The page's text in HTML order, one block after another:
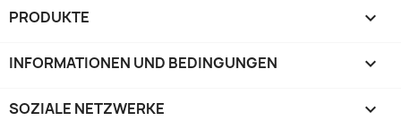
PRODUKTE 
INFORMATIONEN UND BEDINGUNGEN 
SOZIALE NETZWERKE 